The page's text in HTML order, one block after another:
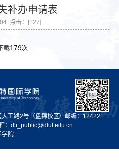
补办申请表
点击：[127]
载179次
工路2号（盘锦校区）邮编：124221
：dli_public@dlut.edu.cn
学院